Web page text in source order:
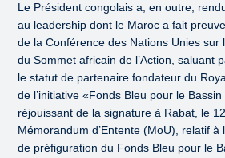
Le Président congolais a, en outre,
au leadership dont le Maroc a fait
de la Conférence des Nations Unies sur
du Sommet africain de l’Action, saluant
le statut de partenaire fondateur du
de l’initiative «Fonds Bleu pour le
réjouissant de la signature à Rabat, le
Mémorandum d’Entente (MoU), relatif à
de préfiguration du Fonds Bleu pour le